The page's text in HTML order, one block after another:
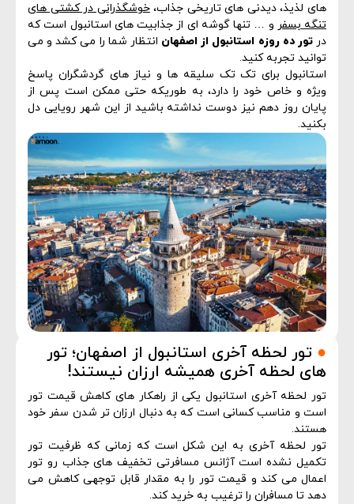
های لذیذ، دیدنی های تاریخی جذاب،خوشگذرانی در کشتی های
تنگه بسفر و … تنها گوشه ای از جذابیت های استانبول است که
در تور ده روزه استانبول از اصفهان انتظار شما را می کشد و می
توانید تجربه کنید.
استانبول برای تک تک سلیقه ها و نیاز های گردشگران پاسخ
ویژه و خاص خود را دارد، به طوریکه حتی ممکن است پس از
پایان روز دهم نیز دوست نداشته باشید از این شهر رویایی دل
بکنید.
● تور لحظه آخری استانبول از اصفهان؛ تور
های لحظه آخری همیشه ارزان نیستند!
تور لحظه آخری استانبول یکی از راهکار های کاهش قیمت تور
است و مناسب کسانی است که به دنبال ارزان تر شدن سفر خود
هستند.
تور لحظه آخری به این شکل است که زمانی که ظرفیت تور
تکمیل نشده است آژانس مسافرتی تخفیف های جذاب رو تور
اعمال می کند و قیمت تور را به مقدار قابل توجهی کاهش می
دهد تا مسافران را ترغیب به خرید کند.